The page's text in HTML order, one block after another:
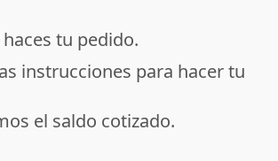
haces tu pedido.
instrucciones para hacer tu
el saldo cotizado.